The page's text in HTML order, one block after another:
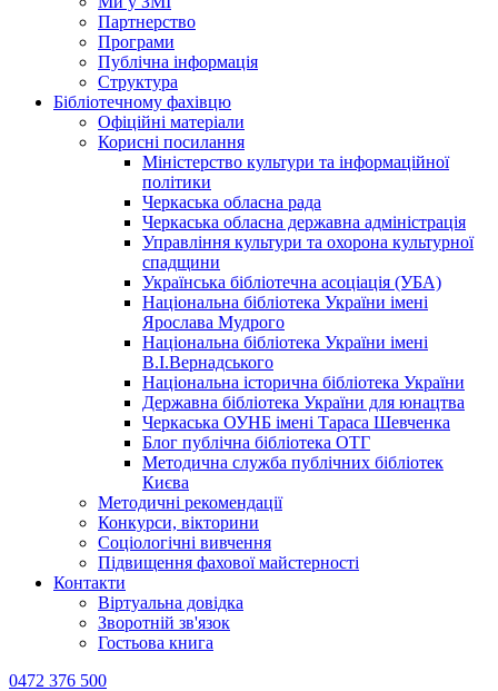
Партнерство
Програми
Публічна інформація
Структура
Бібліотечному фахівцю
Офіційні матеріали
Корисні посилання
Міністерство культури та інформаційної
політики
Черкаська обласна рада
Черкаська обласна державна адміністрація
Управління культури та охорона культурної
спадщини
Українська бібліотечна асоціація (УБА)
Національна бібліотека України імені
Ярослава Мудрого
Національна бібліотека України імені
В.І.Вернадського
Національна історична бібліотека України
Державна бібліотека України для юнацтва
Черкаська ОУНБ імені Тараса Шевченка
Блог публічна бібліотека ОТГ
Методична служба публічних бібліотек
Києва
Методичні рекомендації
Конкурси, вікторини
Соціологічні вивчення
Підвищення фахової майстерності
Контакти
Віртуальна довідка
Зворотній зв'язок
Гостьова книга
0472 376 500